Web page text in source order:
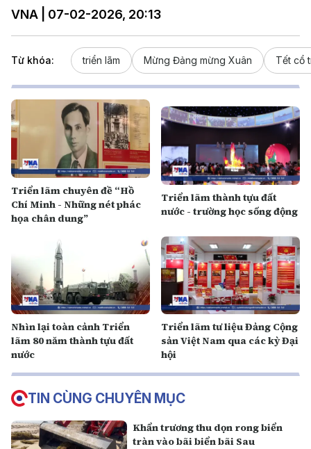
VNA | 07-02-2026, 20:13
Từ khóa: triển lãm Mừng Đảng mừng Xuân Tết cổ
Triển lãm chuyên đề “Hồ
Chí Minh - Những nét phác
họa chân dung”
Triển lãm thành tựu đất
nước - trường học sống động
Nhìn lại toàn cảnh Triển
lãm 80 năm thành tựu đất
nước
Triển lãm tư liệu Đảng Cộng
sản Việt Nam qua các kỳ Đại
hội
TIN CÙNG CHUYÊN MỤC
Khẩn trương thu dọn rong biển
tràn vào bãi biển bãi Sau